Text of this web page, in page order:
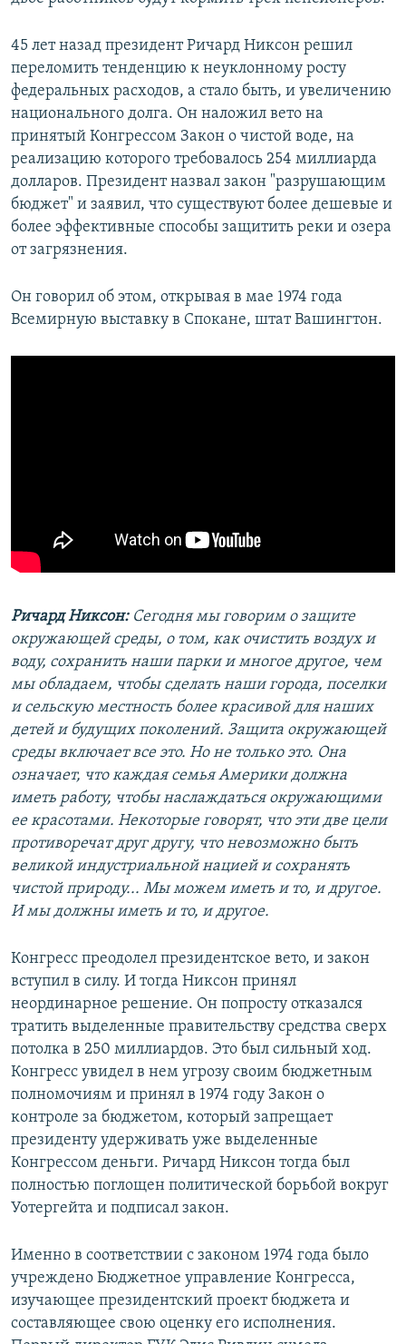
45 лет назад президент Ричард Никсон решил
переломить тенденцию к неуклонному росту
федеральных расходов, а стало быть, и увеличению
национального долга. Он наложил вето на
принятый Конгрессом Закон о чистой воде, на
реализацию которого требовалось 254 миллиарда
долларов. Президент назвал закон "разрушающим
бюджет" и заявил, что существуют более дешевые и
более эффективные способы защитить реки и озера
от загрязнения.
Он говорил об этом, открывая в мае 1974 года
Всемирную выставку в Спокане, штат Вашингтон.
Ричард Никсон:Сегодня мы говорим о защите
окружающей среды, о том, как очистить воздух и
воду, сохранить наши парки и многое другое, чем
мы обладаем, чтобы сделать наши города, поселки
и сельскую местность более красивой для наших
детей и будущих поколений. Защита окружающей
среды включает все это. Но не только это. Она
означает, что каждая семья Америки должна
иметь работу, чтобы наслаждаться окружающими
ее красотами. Некоторые говорят, что эти две цели
противоречат друг другу, что невозможно быть
великой индустриальной нацией и сохранять
чистой природу... Мы можем иметь и то, и другое.
И мы должны иметь и то, и другое.
Конгресс преодолел президентское вето, и закон
вступил в силу. И тогда Никсон принял
неординарное решение. Он попросту отказался
тратить выделенные правительству средства сверх
потолка в 250 миллиардов. Это был сильный ход.
Конгресс увидел в нем угрозу своим бюджетным
полномочиям и принял в 1974 году Закон о
контроле за бюджетом, который запрещает
президенту удерживать уже выделенные
Конгрессом деньги. Ричард Никсон тогда был
полностью поглощен политической борьбой вокруг
Уотергейта и подписал закон.
Именно в соответствии с законом 1974 года было
учреждено Бюджетное управление Конгресса,
изучающее президентский проект бюджета и
составляющее свою оценку его исполнения.